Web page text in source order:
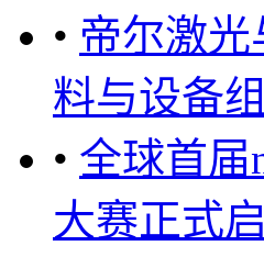
• 帝尔激
料与设备
• 全球首
大赛正式